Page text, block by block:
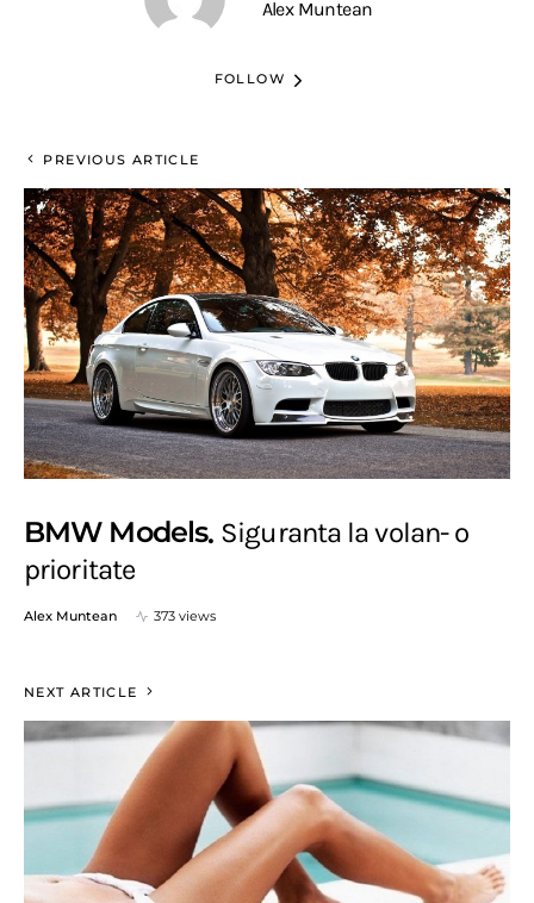
Alex Muntean
FOLLOW
PREVIOUS ARTICLE
BMW Models Siguranta la volan- o
prioritate
Alex Muntean 373 views
NEXT ARTICLE